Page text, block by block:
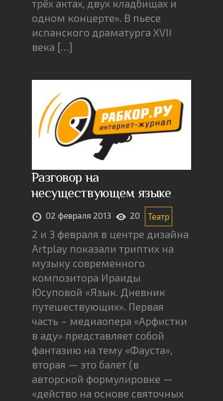
трёх актах, двух кладбищах и
одном концерте». В пьесе
испанского драматурга XVII
века […]
Разговор на
несуществующем языке
02 февраля 2013 20 Театр
2 и 3 февраля в центре дизайна
Artplay показали триптих на
музыку современного
композитора Ираиды
Юсуповой «Язык. Дневник
путешествующих». Первая
часть – медиаопера «Арфистки
в аду» представляет собой
фантазию на тему «Фауста»,
вторая — это балет (в
авторской формулировке —
«действо на основе святочных